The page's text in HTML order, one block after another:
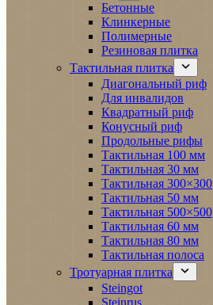
Бетонные
Клинкерные
Полимерные
Резиновая плитка
Тактильная плитка
Диагональный риф
Для инвалидов
Квадратный риф
Конусный риф
Продольные рифы
Тактильная 100 мм
Тактильная 30 мм
Тактильная 300×300
Тактильная 50 мм
Тактильная 500×500
Тактильная 60 мм
Тактильная 80 мм
Тактильная полоса
Тротуарная плитка
Steingot
Steinrus